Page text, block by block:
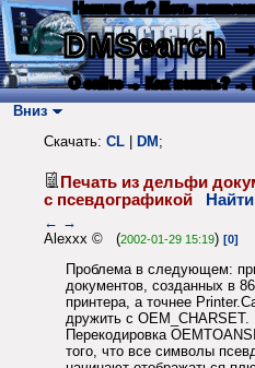
Нашли баг? Есть
DMSearch
О сайте → Как искать? →
Вниз
Скачать: CL DM ;
Печать из дельфи
с псевдографикой
← →
Alexxx © (2002-01-29 15:19) [0]
Проблема в следующем:
документов, созданных в
принтера, а точнее
дружить с OEM_CHARSET.
Перекодировка
того, что все символы